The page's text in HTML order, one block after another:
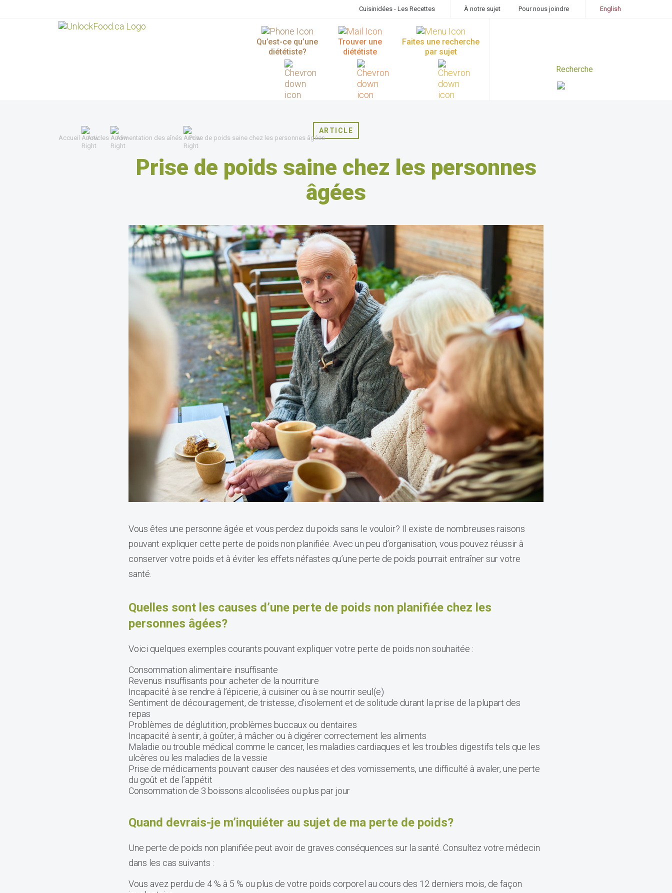
Cuisinidées - Les Recettes À notre sujet Pour nous joindre English
Qu’est-ce qu’une
diététiste?
Trouver une
diététiste
Faites une recherche
par sujet
Accueil Articles Alimentation des aînés Prise de poids saine chez les personnes âgées
ARTICLE
Prise de poids saine chez les personnes
âgées
Vous êtes une personne âgée et vous perdez du poids sans le vouloir? Il existe de nombreuses raisons
pouvant expliquer cette perte de poids non planifiée. Avec un peu d’organisation, vous pouvez réussir à
conserver votre poids et à éviter les effets néfastes qu’une perte de poids pourrait entraîner sur votre
santé.
Quelles sont les causes d’une perte de poids non planifiée chez les
personnes âgées?
Voici quelques exemples courants pouvant expliquer votre perte de poids non souhaitée :
Consommation alimentaire insuffisante
Revenus insuffisants pour acheter de la nourriture
Incapacité à se rendre à l’épicerie, à cuisiner ou à se nourrir seul(e)
Sentiment de découragement, de tristesse, d’isolement et de solitude durant la prise de la plupart des
repas
Problèmes de déglutition, problèmes buccaux ou dentaires
Incapacité à sentir, à goûter, à mâcher ou à digérer correctement les aliments
Maladie ou trouble médical comme le cancer, les maladies cardiaques et les troubles digestifs tels que les
ulcères ou les maladies de la vessie
Prise de médicaments pouvant causer des nausées et des vomissements, une difficulté à avaler, une perte
du goût et de l’appétit
Consommation de 3 boissons alcoolisées ou plus par jour
Quand devrais-je m’inquiéter au sujet de ma perte de poids?
Une perte de poids non planifiée peut avoir de graves conséquences sur la santé. Consultez votre médecin
dans les cas suivants :
Vous avez perdu de 4 % à 5 % ou plus de votre poids corporel au cours des 12 derniers mois, de façon